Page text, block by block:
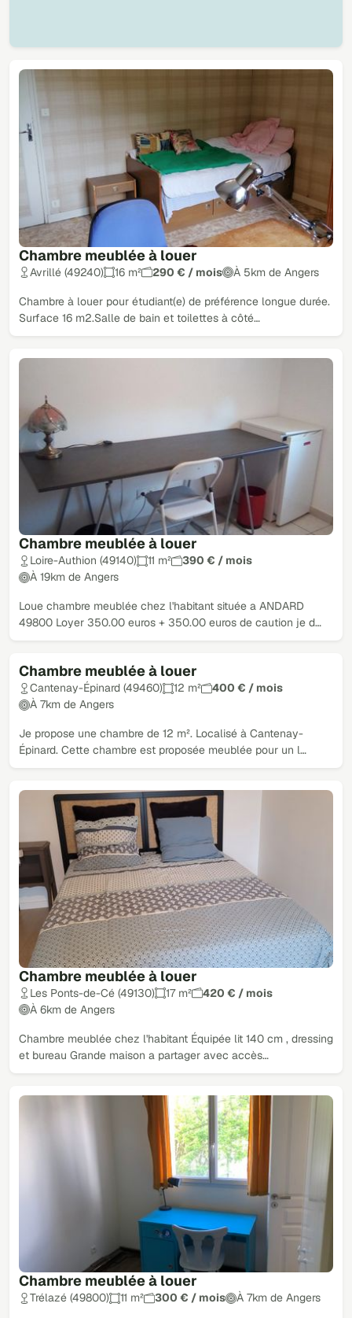
Chambre meublée à louer
Avrillé (49240) 16 m² 290 € / mois À 5km de Angers
Chambre à louer pour étudiant(e) de préférence longue durée.
Surface 16 m2.Salle de bain et toilettes à côté…
Chambre meublée à louer
Loire-Authion (49140) 11 m²
390 € / mois
À 19km de Angers
Loue chambre meublée chez l'habitant située a ANDARD
49800 Loyer 350.00 euros + 350.00 euros de caution je d…
Chambre meublée à louer
Cantenay-Épinard (49460) 12 m²
400 € / mois
À 7km de Angers
Je propose une chambre de 12 m². Localisé à Cantenay-
Épinard. Cette chambre est proposée meublée pour un l…
Chambre meublée à louer
Les Ponts-de-Cé (49130) 17 m²
420 € / mois
À 6km de Angers
Chambre meublée chez l'habitant Équipée lit 140 cm , dressing
et bureau Grande maison a partager avec accès…
Chambre meublée à louer
Trélazé (49800) 11 m² 300 € / mois À 7km de Angers